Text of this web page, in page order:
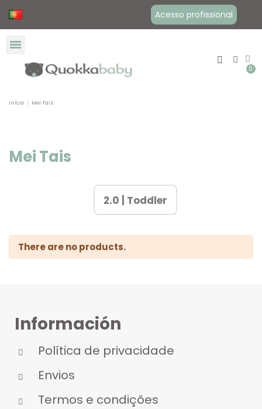
Acesso profissional
Início Mei Tais
Mei Tais
2.0 | Toddler
There are no products.
Información
Política de privacidade
Envios
Termos e condições